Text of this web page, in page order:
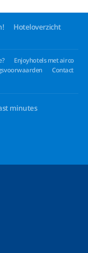
Hoteloverzicht
Enjoyhotels met airco
Contact
minutes